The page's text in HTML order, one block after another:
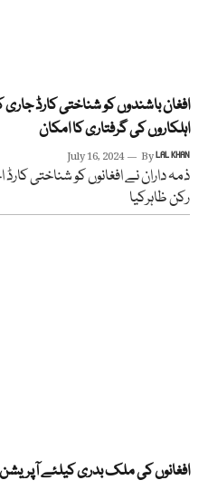
افغان باشندوں کو شناختی کارڈ جاری
اہلکاروں کی گرفتاری کا امکان
July 16, 2024 ByLAL KHAN
ذمہ داران نے افغانوں کو شناختی
رکن ظاہرکیا
افغانوں کی ملک بدری کیلئے آپریشن فیز 2شروع کرنے